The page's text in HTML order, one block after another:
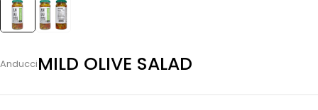
AnducciMILD OLIVE SALAD